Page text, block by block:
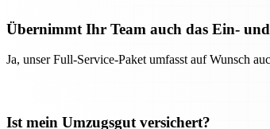
Übernimmt Ihr Team auch das Ein-
Ja, unser Full-Service-Paket umfasst auf Wunsch
Ist mein Umzugsgut versichert?